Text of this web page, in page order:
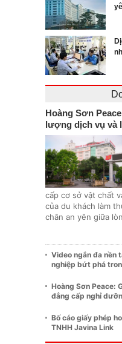
Hoàng Sơn
lượng dịch vụ và
cấp cơ sở vật chất
của du khách làm
chân an yên giữa
Video ngắn đa nền
nghiệp bứt phá
Hoàng Sơn Peace:
đẳng cấp nghỉ
Bố cáo giấy phép
TNHH Javina Link